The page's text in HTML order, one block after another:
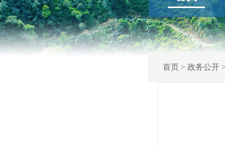
首页> 政务公开